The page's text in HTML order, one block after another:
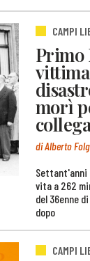
CAMPI
Primo
morì
di Alberto
Settant'anni
vita a 262
del 36enne
dopo
CAMPI